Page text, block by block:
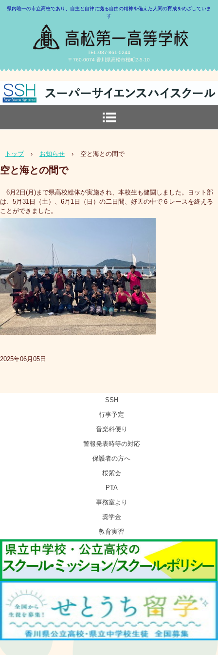
県内唯一の市立高校であり、自主と自律に拠る自由の精神を備えた人間の育成をめざしていま
す
TEL.087-861-0244
〒760-0074 香川県高松市桜町2-5-10
トップ › お知らせ › 空と海との間で
空と海との間で
6月2日(月)まで県高校総体が実施され、本校生も健闘しました。ヨット部
は、5月31日（土）、6月1日（日）の二日間、好天の中で６レースを終える
ことができました。
2025年06月05日
SSH
行事予定
音楽科便り
警報発表時等の対応
保護者の方へ
桜紫会
PTA
事務室より
奨学金
教育実習